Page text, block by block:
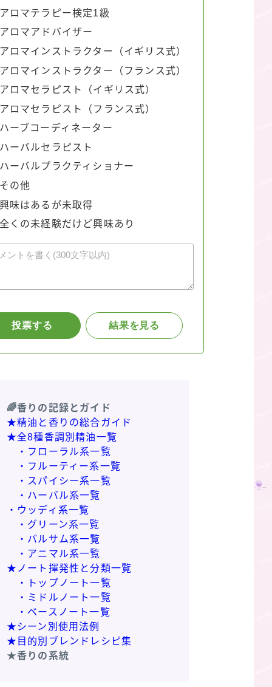
🌈香りの記録とガイド
★精油と香りの総合ガイド
★全8種香調別精油一覧
・フローラル系一覧
・フルーティー系一覧
・スパイシー系一覧
・ハーバル系一覧
・ウッディ系一覧
・グリーン系一覧
・バルサム系一覧
・アニマル系一覧
★ノート揮発性と分類一覧
・トップノート一覧
・ミドルノート一覧
・ベースノート一覧
★シーン別使用法例
★目的別ブレンドレシピ集
★香りの系統